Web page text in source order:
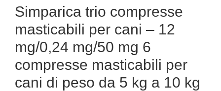
Simparica trio compresse
masticabili per cani – 12
mg/0,24 mg/50 mg 6
compresse masticabili per
cani di peso da 5 kg a 10 kg